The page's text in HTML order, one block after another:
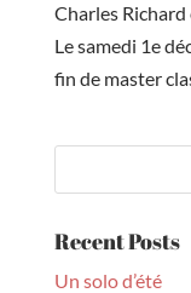
Charles Richard
Le samedi 1e
fin de master
Recent Posts
Un solo d’été